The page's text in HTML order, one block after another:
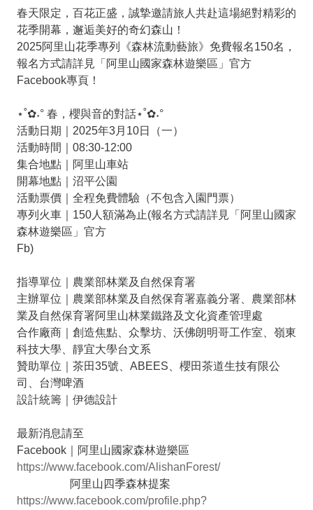
春天限定，百花正盛，誠摯邀請旅人共赴這場絕對精彩的
花季開幕，邂逅美好的奇幻森山！
2025阿里山花季專列《森林流動藝旅》免費報名150名，
報名方式請詳見「阿里山國家森林遊樂區」官方
Facebook專頁！
⋆˚✿˖° 春，櫻與音的對話⋆˚✿˖°
活動日期｜2025年3月10日（一）
活動時間｜08:30-12:00
集合地點｜阿里山車站
開幕地點｜沼平公園
活動票價｜全程免費體驗（不包含入園門票）
專列火車｜150人額滿為止(報名方式請詳見「阿里山國家
森林遊樂區」官方
Fb)
指導單位｜農業部林業及自然保育署
主辦單位｜農業部林業及自然保育署嘉義分署、農業部林
業及自然保育署阿里山林業鐵路及文化資產管理處
合作廠商｜創造焦點、众擊坊、沃佛朗明哥工作室、嶺東
科技大學、靜宜大學台文系
贊助單位｜茶田35號、ABEES、櫻田茶道生技有限公
司、台灣啤酒
設計統籌｜伊德設計
最新消息請至
Facebook｜阿里山國家森林遊樂區
https://www.facebook.com/AlishanForest/
阿里山四季森林提案
https://www.facebook.com/profile.php?